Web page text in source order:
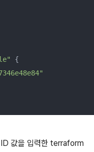
{
값을 입력한 terraform